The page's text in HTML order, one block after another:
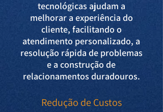
tecnológicas ajudam a
melhorar a experiência do
cliente, facilitando o
atendimento personalizado, a
resolução rápida de problemas
e a construção de
relacionamentos duradouros.
Redução de Custos